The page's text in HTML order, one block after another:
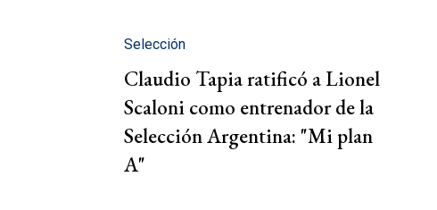
Selección
Claudio Tapia ratificó a Lionel
Scaloni como entrenador de la
Selección Argentina: "Mi plan
A"